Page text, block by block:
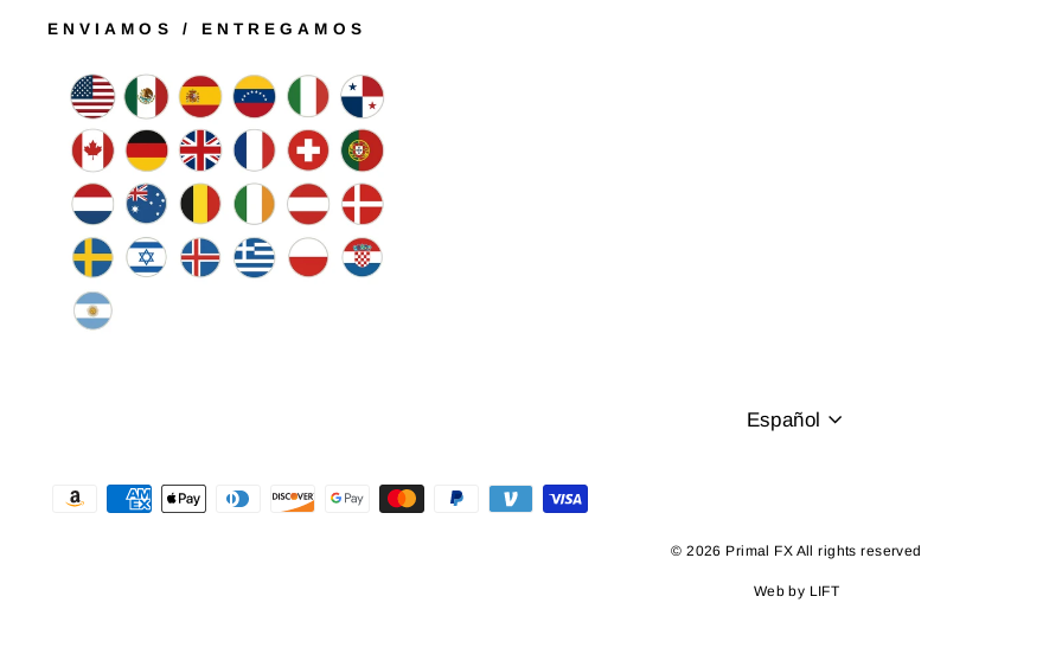
ENVIAMOS / ENTREGAMOS
Idioma
Español
© 2026 Primal FX All rights reserved
Web by LIFT